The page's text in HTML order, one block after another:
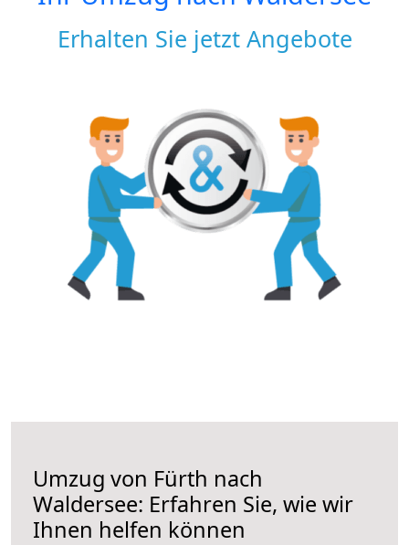
Erhalten Sie jetzt Angebote
Umzug von Fürth nach
Waldersee: Erfahren Sie, wie wir
Ihnen helfen können